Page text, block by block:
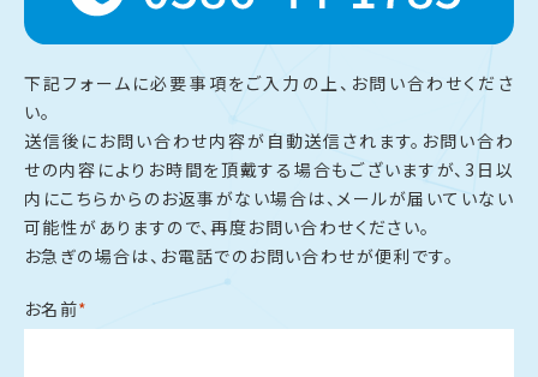
下記フォームに必要事項をご入力の上、お問い合わせくださ
い。
送信後にお問い合わせ内容が自動送信されます。お問い合わ
せの内容によりお時間を頂戴する場合もございますが、3日以
内にこちらからのお返事がない場合は、メールが届いていない
可能性がありますので、再度お問い合わせください。
お急ぎの場合は、お電話でのお問い合わせが便利です。
お名前*